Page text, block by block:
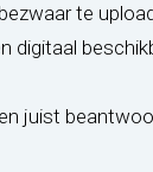
te
digitaal
juist